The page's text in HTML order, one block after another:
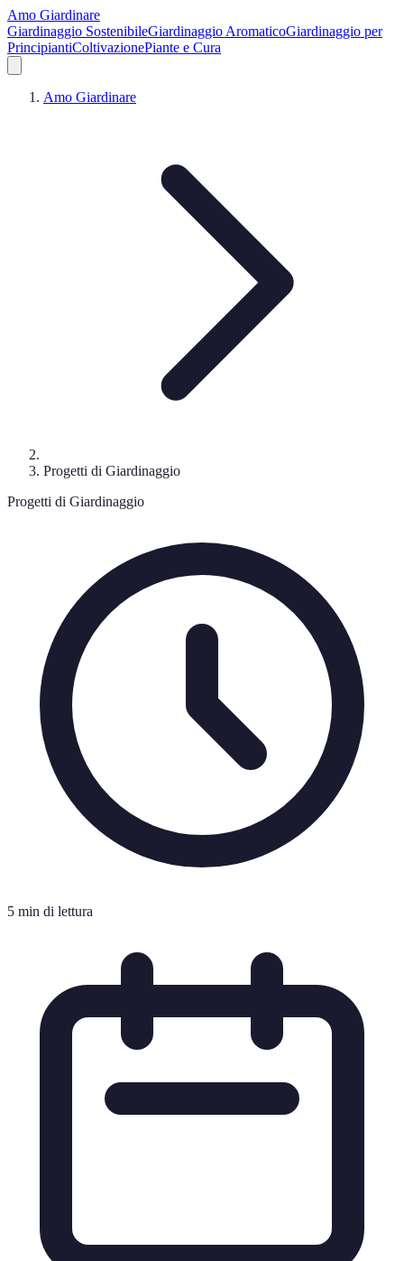
Amo Giardinare
Giardinaggio SostenibileGiardinaggio AromaticoGiardinaggio per
PrincipiantiColtivazionePiante e Cura
Amo Giardinare
Progetti di Giardinaggio
Progetti di Giardinaggio
5 min di lettura